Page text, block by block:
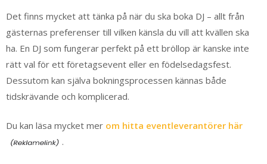
Det finns mycket att tänka på när du ska boka DJ – allt från
gästernas preferenser till vilken känsla du vill att kvällen ska
ha. En DJ som fungerar perfekt på ett bröllop är kanske inte
rätt val för ett företagsevent eller en födelsedagsfest.
Dessutom kan själva bokningsprocessen kännas både
tidskrävande och komplicerad.
Du kan läsa mycket mer om hitta eventleverantörer här
.